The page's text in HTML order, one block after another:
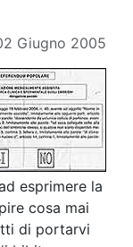
Giugno 2005
esprimere la
cosa mai
di portarvi